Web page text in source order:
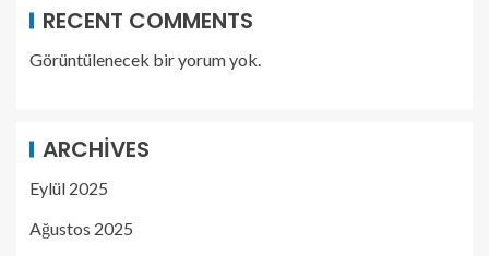
RECENT COMMENTS
Görüntülenecek bir yorum yok.
ARCHIVES
Eylül 2025
Ağustos 2025